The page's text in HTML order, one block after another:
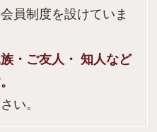
員制度を設けていま
・ご友人・ 知人など
い。